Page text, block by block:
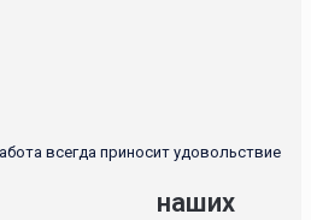
всегда приносит удовольствие
наших